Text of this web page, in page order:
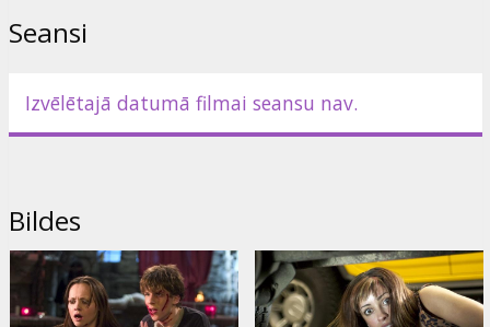
Seansi
Izvēlētajā datumā filmai seansu nav.
Bildes